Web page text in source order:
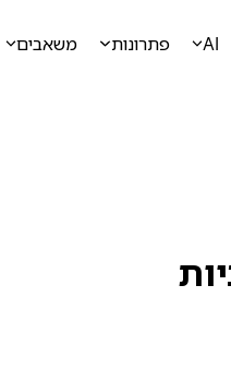
AI פתרונות משאבים